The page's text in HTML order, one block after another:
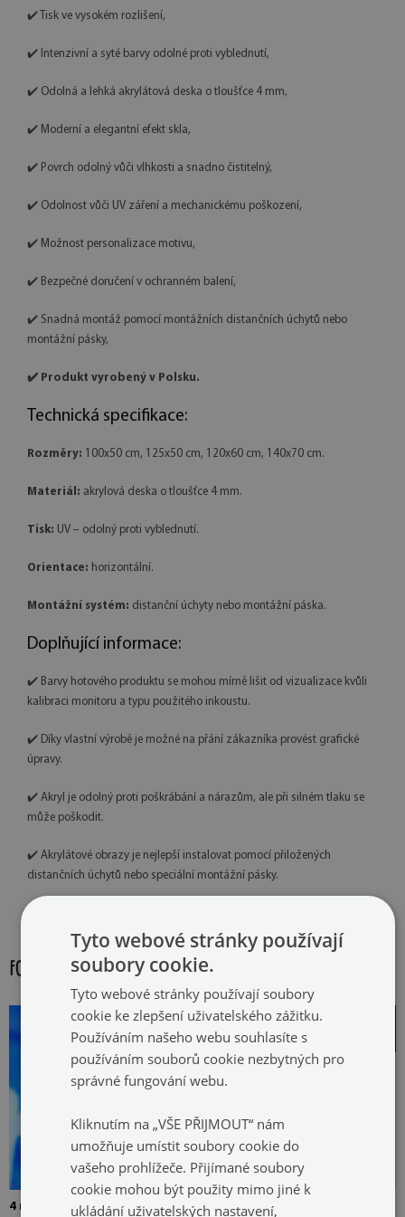
✔️ Tisk ve vysokém rozlišení,
✔️ Intenzivní a syté barvy odolné proti vyblednutí,
✔️ Odolná a lehká akrylátová deska o tloušťce 4 mm,
✔️ Moderní a elegantní efekt skla,
✔️ Povrch odolný vůči vlhkosti a snadno čistitelný,
✔️ Odolnost vůči UV záření a mechanickému poškození,
✔️ Možnost personalizace motivu,
✔️ Bezpečné doručení v ochranném balení,
✔️ Snadná montáž pomocí montážních distančních úchytů nebo
montážní pásky,
✔️ Produkt vyrobený v Polsku.
Technická specifikace:
Rozměry: 100x50 cm, 125x50 cm, 120x60 cm, 140x70 cm.
Materiál: akrylová deska o tloušťce 4 mm.
Tisk: UV – odolný proti vyblednutí.
Orientace: horizontální.
Montážní systém: distanční úchyty nebo montážní páska.
Doplňující informace:
✔️ Barvy hotového produktu se mohou mírně lišit od vizualizace kvůli
kalibraci monitoru a typu použitého inkoustu.
✔️ Díky vlastní výrobě je možné na přání zákazníka provést grafické
úpravy.
✔️ Akryl je odolný proti poškrábání a nárazům, ale při silném tlaku se
může poškodit.
✔️ Akrylátové obrazy je nejlepší instalovat pomocí přiložených
distančních úchytů nebo speciální montážní pásky.
FOTOGALERIE:
4 mm Silné tvrzené sklo Obrázek je připevněn dvěma
Tyto webové stránky používají
soubory cookie.
Tyto webové stránky používají soubory
cookie ke zlepšení uživatelského zážitku.
Používáním našeho webu souhlasíte s
používáním souborů cookie nezbytných pro
správné fungování webu.
Kliknutím na „VŠE PŘIJMOUT“ nám
umožňuje umístit soubory cookie do
vašeho prohlížeče. Přijímané soubory
cookie mohou být použity mimo jiné k
ukládání uživatelských nastavení,